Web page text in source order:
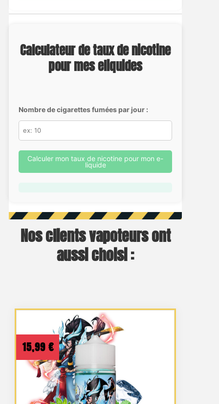
Calculateur de taux de nicotine
pour mes eliquides
Nombre de cigarettes fumées par jour :
Calculer mon taux de nicotine pour mon e-
liquide
Nos clients vapoteurs ont
aussi choisi :
15,99 €